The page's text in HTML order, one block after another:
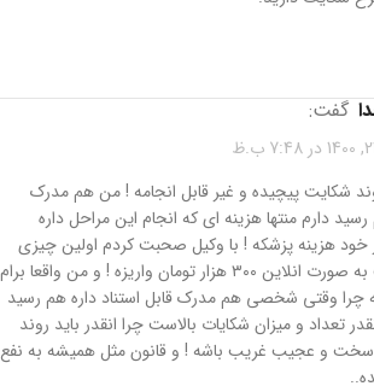
گفت:
شکایت پیچیده و غیر قابل انجامه ! من هم مدرک
دارم منتها هزینه ای که انجام این مراحل داره
خود هزینه پزشکه ! با وکیل صحبت کردم اولین چیزی
که گفت به صورت انلاین ۳۰۰ هزار تومان واریزه ! و من واقعا برام
چرا وقتی شخصی هم مدرک قابل استناد داره هم رسید
تعداد و میزان شکایات بالاست چرا انقدر باید روند
و عجیب غریب باشه ! و قانون مثل همیشه به نفع